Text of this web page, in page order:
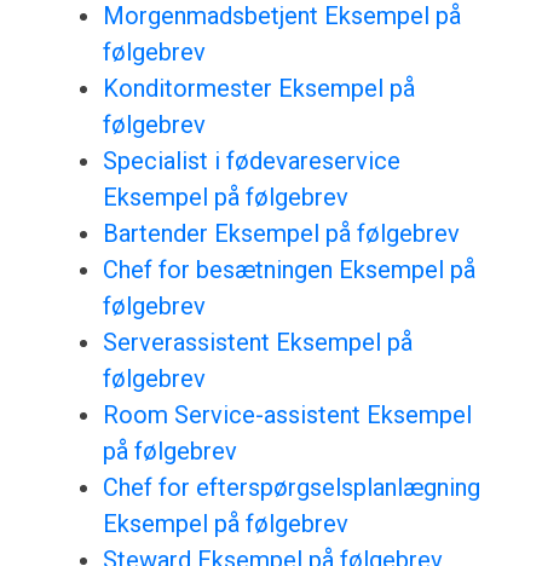
Morgenmadsbetjent Eksempel på
følgebrev
Konditormester Eksempel på
følgebrev
Specialist i fødevareservice
Eksempel på følgebrev
Bartender Eksempel på følgebrev
Chef for besætningen Eksempel på
følgebrev
Serverassistent Eksempel på
følgebrev
Room Service-assistent Eksempel
på følgebrev
Chef for efterspørgselsplanlægning
Eksempel på følgebrev
Steward Eksempel på følgebrev